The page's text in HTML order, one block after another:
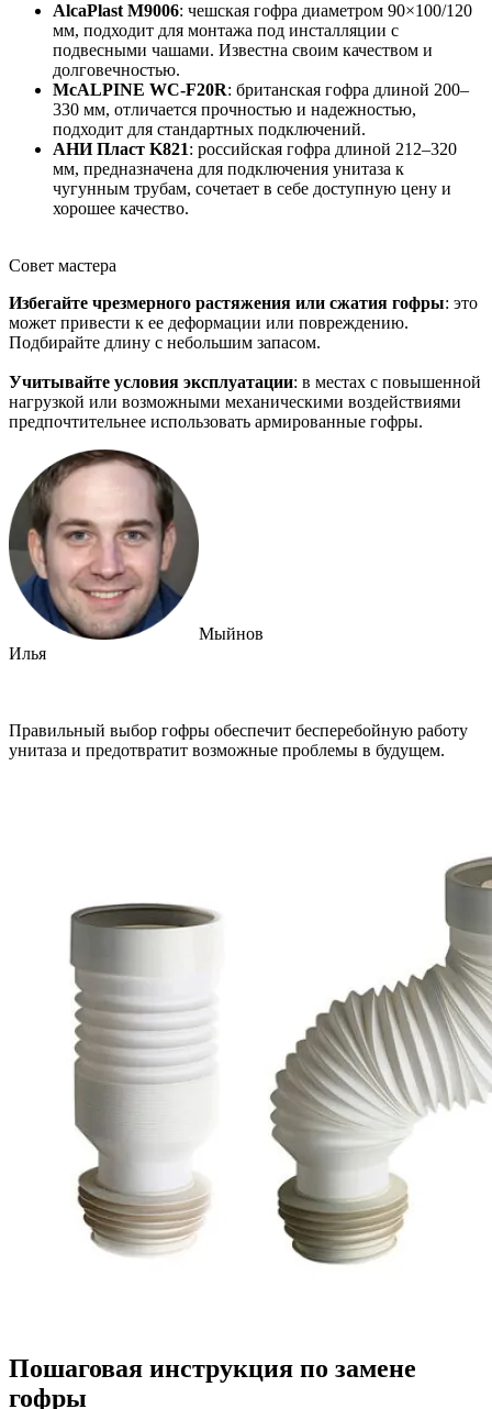
AlcaPlast M9006: чешская гофра диаметром 90×100/120
мм, подходит для монтажа под инсталляции с
подвесными чашами. Известна своим качеством и
долговечностью.
McALPINE WC-F20R: британская гофра длиной 200–
330 мм, отличается прочностью и надежностью,
подходит для стандартных подключений.
АНИ Пласт K821: российская гофра длиной 212–320
мм, предназначена для подключения унитаза к
чугунным трубам, сочетает в себе доступную цену и
хорошее качество.
Совет мастера
Избегайте чрезмерного растяжения или сжатия гофры: это
может привести к ее деформации или повреждению.
Подбирайте длину с небольшим запасом.
Учитывайте условия эксплуатации: в местах с повышенной
нагрузкой или возможными механическими воздействиями
предпочтительнее использовать армированные гофры.
Мыйнов
Илья
Правильный выбор гофры обеспечит бесперебойную работу
унитаза и предотвратит возможные проблемы в будущем.
Пошаговая инструкция по замене
гофры